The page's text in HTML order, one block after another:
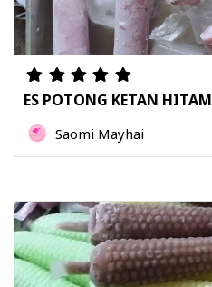
ES POTONG KETAN HITAM
Saomi Mayhai